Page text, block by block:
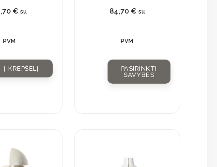
€ su
PVM
Į KREPŠELĮ
84,70 € su
PVM
PASIRINKTI
SAVYBES